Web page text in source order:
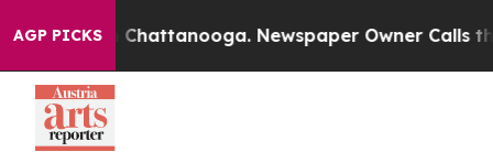
AGP PICKS
in Chattanooga. Newspaper Owner Calls the